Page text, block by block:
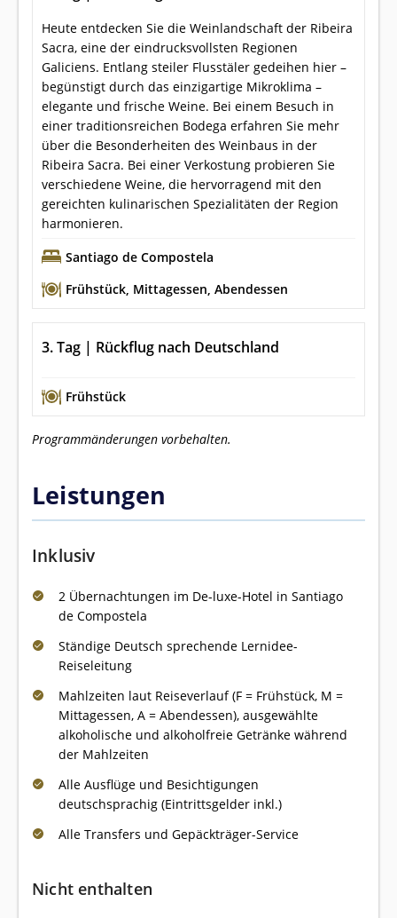
Heute entdecken Sie die Weinlandschaft der Ribeira
Sacra, eine der eindrucksvollsten Regionen
Galiciens. Entlang steiler Flusstäler gedeihen hier –
begünstigt durch das einzigartige Mikroklima –
elegante und frische Weine. Bei einem Besuch in
einer traditionsreichen Bodega erfahren Sie mehr
über die Besonderheiten des Weinbaus in der
Ribeira Sacra. Bei einer Verkostung probieren Sie
verschiedene Weine, die hervorragend mit den
gereichten kulinarischen Spezialitäten der Region
harmonieren.
Santiago de Compostela
Frühstück, Mittagessen, Abendessen
3. Tag | Rückflug nach Deutschland
Frühstück
Programmänderungen vorbehalten.
Leistungen
Inklusiv
2 Übernachtungen im De-luxe-Hotel in Santiago
de Compostela
Ständige Deutsch sprechende Lernidee-
Reiseleitung
Mahlzeiten laut Reiseverlauf (F = Frühstück, M =
Mittagessen, A = Abendessen), ausgewählte
alkoholische und alkoholfreie Getränke während
der Mahlzeiten
Alle Ausflüge und Besichtigungen
deutschsprachig (Eintrittsgelder inkl.)
Alle Transfers und Gepäckträger-Service
Nicht enthalten